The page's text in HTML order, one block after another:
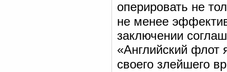
оперировать не
не менее
заключении
«Английский флот
своего злейшего